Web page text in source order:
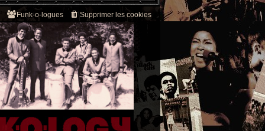
Supprimer les cookies
Funk-o-logues